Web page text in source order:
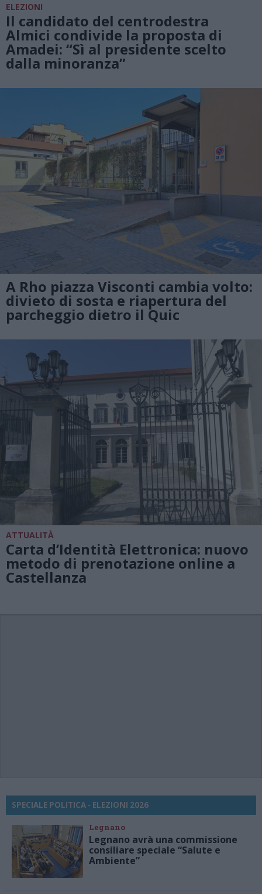
ELEZIONI
Il candidato del centrodestra
Almici condivide la proposta di
Amadei: “Sì al presidente scelto
dalla minoranza”
A Rho piazza Visconti cambia volto:
divieto di sosta e riapertura del
parcheggio dietro il Quic
ATTUALITÀ
Carta d’Identità Elettronica: nuovo
metodo di prenotazione online a
Castellanza
SPECIALE POLITICA - ELEZIONI 2026
Legnano
Legnano avrà una commissione
consiliare speciale “Salute e
Ambiente”